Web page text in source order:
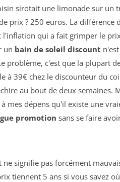
sirotait une limonade sur un
prix ? 250 euros. La différence
l'inflation qui a fait grimper le
un bain de soleil discount
problème, c'est que la plupart
à 39€ chez le discounteur du
au bout de deux semaines.
mes dépens qu'il existe une
promotion sans se faire
signifie pas forcément
tiennent 5 ans si vous savez